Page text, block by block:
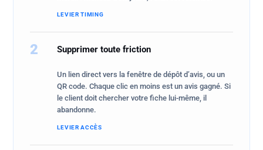
LEVIER TIMING
2 Supprimer toute friction
Un lien direct vers la fenêtre de dépôt d’avis, ou un
QR code. Chaque clic en moins est un avis gagné. Si
le client doit chercher votre fiche lui-même, il
abandonne.
LEVIER ACCÈS